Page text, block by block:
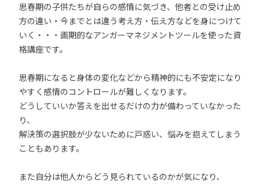
思春期の子供たちが自らの感情に気づき、他者との受け止め
方の違い・今までとは違う考え方・伝え方などを身につけて
いく・・・画期的なアンガーマネジメントツールを使った資
格講座です。
思春期になると身体の変化などから精神的にも不安定になり
やすく感情のコントロールが難しくなります。
どうしていいか答えを出せるだけの力が備わっていなかった
り、
解決策の選択肢が少ないために戸惑い、悩みを抱えてしまう
こともあります。
また自分は他人からどう見られているのかが気になり、